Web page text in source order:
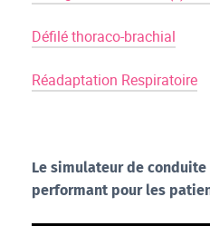
Défilé thoraco-brachial
Réadaptation Respiratoire
Le simulateur de
performant pour les